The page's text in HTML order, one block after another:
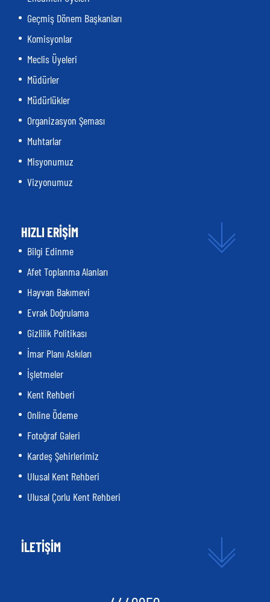
Geçmiş Dönem Başkanları
Komisyonlar
Meclis Üyeleri
Müdürler
Müdürlükler
Organizasyon Şeması
Muhtarlar
Misyonumuz
Vizyonumuz
HIZLI ERİŞİM
Bilgi Edinme
Afet Toplanma Alanları
Hayvan Bakımevi
Evrak Doğrulama
Gizlilik Politikası
İmar Planı Askıları
İşletmeler
Kent Rehberi
Online Ödeme
Fotoğraf Galeri
Kardeş Şehirlerimiz
Ulusal Kent Rehberi
Ulusal Çorlu Kent Rehberi
İLETİŞİM